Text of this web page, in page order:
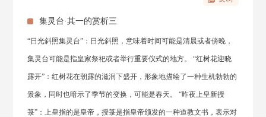
集灵台·其一的赏析三
“日光斜照集灵台”：日光斜照，意味着时间可能是清晨或者傍晚，
集灵台可能是指皇家祭祀或者举行重要仪式的地方。 “红树花迎晓
露开”：红树花在朝露的滋润下盛开，形象地描绘了一种生机勃勃的
景象，同时也暗示了季节的变换，可能是春天。 “昨夜上皇新授
箓”：上皇指的是皇帝，授箓是指皇帝颁发的一种道教文书，表示对